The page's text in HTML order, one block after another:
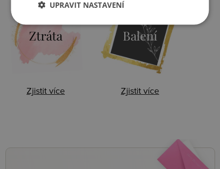
Ztráta
Zjistit více
Balení
Zjistit více
UPRAVIT NASTAVENÍ